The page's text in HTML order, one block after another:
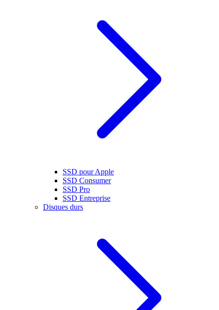
SSD pour Apple
SSD Consumer
SSD Pro
SSD Entreprise
Disques durs